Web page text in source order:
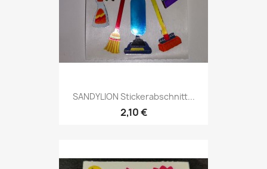
SANDYLION Stickerabschnitt...
2,10 €